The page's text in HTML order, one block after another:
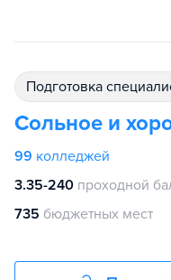
подготовка
Сольное и
99 колледжей
3.35-240 проходной
735 бюджетных мест